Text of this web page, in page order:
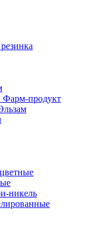
Фарм-продукт
никель